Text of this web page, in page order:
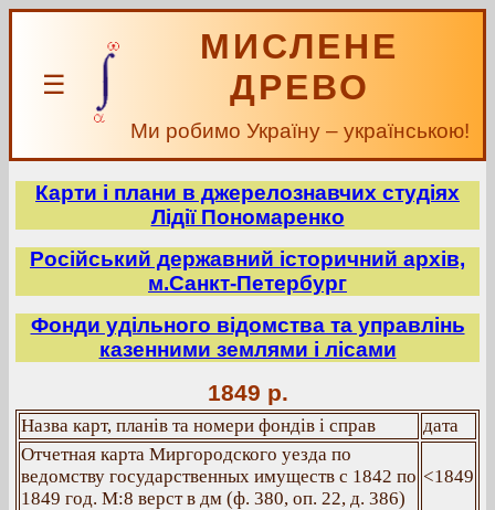
☰
МИСЛЕНЕ
ДРЕВО
Ми робимо Україну – українською!
Карти і плани в джерелознавчих студіях
Лідії Пономаренко
Російський державний історичний архів,
м.Санкт-Петербург
Фонди удільного відомства та управлінь
казенними землями і лісами
1849 р.
Назва карт, планів та номери фондів і справ
дата
Отчетная карта Миргородского уезда по
ведомству государственных имуществ с 1842 по
1849 год. М:8 верст в дм (ф. 380, оп. 22, д. 386)
<1849